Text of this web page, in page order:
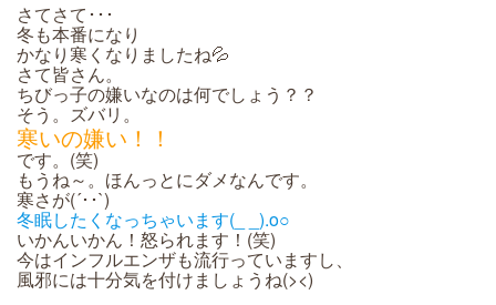
さてさて･･･
冬も本番になり
かなり寒くなりましたね💦
さて皆さん。
ちびっ子の嫌いなのは何でしょう？？
そう。ズバリ。
寒いの嫌い！！
です。(笑)
もうね～。ほんっとにダメなんです。
寒さが(´･･`)
冬眠したくなっちゃいます(_ _).o○
いかんいかん！怒られます！(笑)
今はインフルエンザも流行っていますし、
風邪には十分気を付けましょうね(><)